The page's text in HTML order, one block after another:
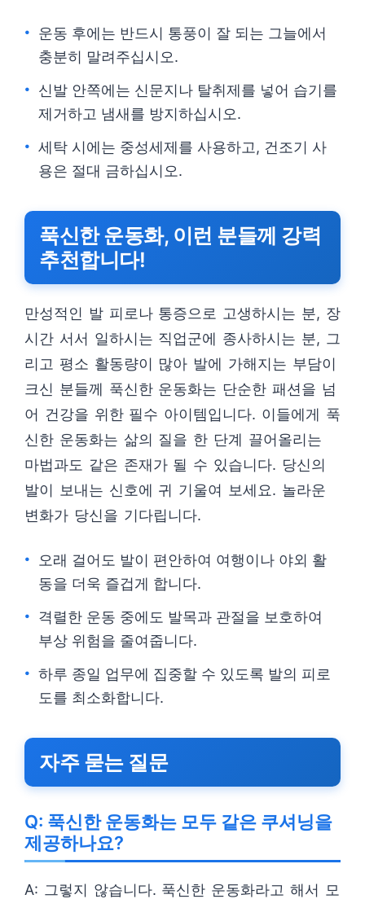
운동 후에는 반드시 통풍이 잘 되는 그늘에서
충분히 말려주십시오.
신발 안쪽에는 신문지나 탈취제를 넣어 습기를
제거하고 냄새를 방지하십시오.
세탁 시에는 중성세제를 사용하고, 건조기 사
용은 절대 금하십시오.
푹신한 운동화, 이런 분들께 강력
추천합니다!
만성적인 발 피로나 통증으로 고생하시는 분, 장
시간 서서 일하시는 직업군에 종사하시는 분, 그
리고 평소 활동량이 많아 발에 가해지는 부담이
크신 분들께 푹신한 운동화는 단순한 패션을 넘
어 건강을 위한 필수 아이템입니다. 이들에게 푹
신한 운동화는 삶의 질을 한 단계 끌어올리는
마법과도 같은 존재가 될 수 있습니다. 당신의
발이 보내는 신호에 귀 기울여 보세요. 놀라운
변화가 당신을 기다립니다.
오래 걸어도 발이 편안하여 여행이나 야외 활
동을 더욱 즐겁게 합니다.
격렬한 운동 중에도 발목과 관절을 보호하여
부상 위험을 줄여줍니다.
하루 종일 업무에 집중할 수 있도록 발의 피로
도를 최소화합니다.
자주 묻는 질문
Q: 푹신한 운동화는 모두 같은 쿠셔닝을
제공하나요?
A: 그렇지 않습니다. 푹신한 운동화라고 해서 모